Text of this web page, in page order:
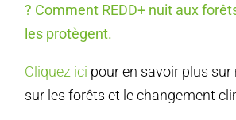
? Comment REDD+ nuit aux
les protègent.
Cliquez ici pour en savoir plus
sur les forêts et le changement